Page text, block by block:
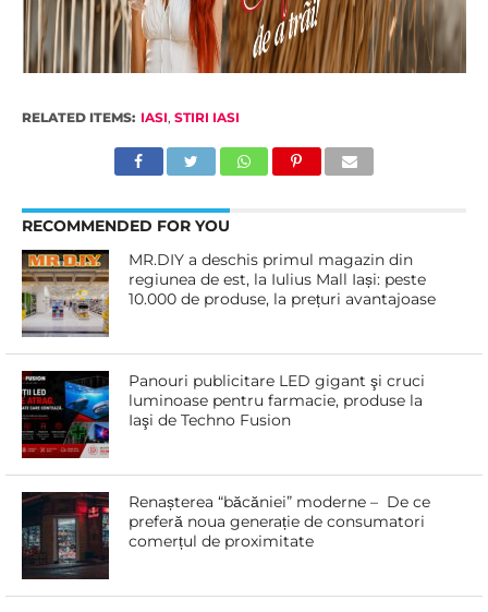
RELATED ITEMS: IASI, STIRI IASI
RECOMMENDED FOR YOU
MR.DIY a deschis primul magazin din
regiunea de est, la Iulius Mall Iași: peste
10.000 de produse, la prețuri avantajoase
Panouri publicitare LED gigant şi cruci
luminoase pentru farmacie, produse la
Iaşi de Techno Fusion
Renașterea “băcăniei” moderne – De ce
preferă noua generație de consumatori
comerțul de proximitate